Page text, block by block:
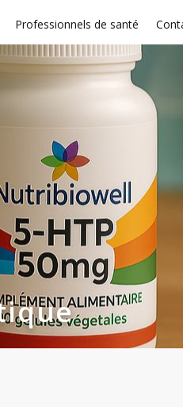
Professionnels de santé